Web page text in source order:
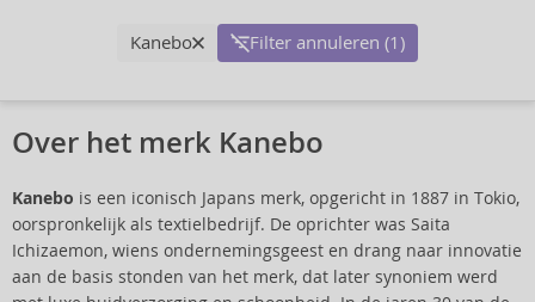
Kanebo Filter annuleren (1)
Over het merk Kanebo
Kanebo is een iconisch Japans merk, opgericht in 1887 in Tokio,
oorspronkelijk als textielbedrijf. De oprichter was Saita
Ichizaemon, wiens ondernemingsgeest en drang naar innovatie
aan de basis stonden van het merk, dat later synoniem werd